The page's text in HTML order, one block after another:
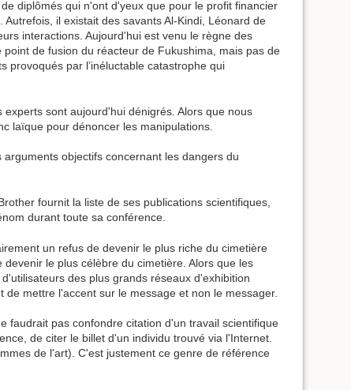
diplômés qui n'ont d'yeux que pour le profit financier
il existait des savants Al-Kindi, Léonard de
interactions. Aujourd'hui est venu le règne des
de fusion du réacteur de Fukushima, mais pas de
provoqués par l’inéluctable catastrophe qui
sont aujourd'hui dénigrés. Alors que nous
laïque pour dénoncer les manipulations.
objectifs concernant les dangers du
fournit la liste de ses publications scientifiques,
durant toute sa conférence.
un refus de devenir le plus riche du cimetière
le plus célèbre du cimetière. Alors que les
des plus grands réseaux d'exhibition
mettre l'accent sur le message et non le messager.
faudrait pas confondre citation d'un travail scientifique
de citer le billet d'un individu trouvé via l'Internet.
de l'art). C'est justement ce genre de référence